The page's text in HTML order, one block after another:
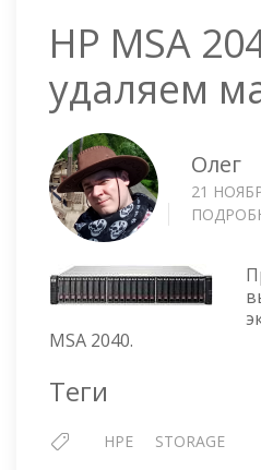
HP MSA
удаляем
Олег
21
MSA 2040.
Теги
HPE STORAGE